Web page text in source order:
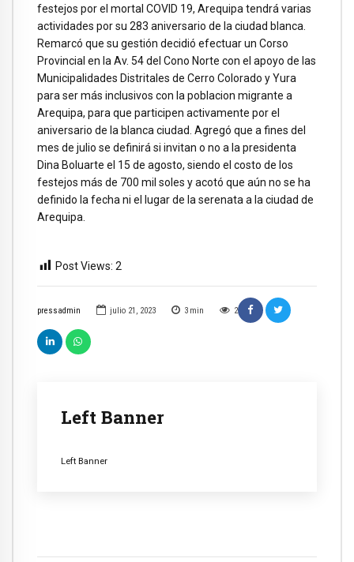
pressadmin julio 21, 2023 3 min 2
Left Banner
Left Banner
festejos por el mortal COVID 19, Arequipa tendrá varias
actividades por su 283 aniversario de la ciudad blanca.
Remarcó que su gestión decidió efectuar un Corso
Provincial en la Av. 54 del Cono Norte con el apoyo de las
Municipalidades Distritales de Cerro Colorado y Yura
para ser más inclusivos con la poblacion migrante a
Arequipa, para que participen activamente por el
aniversario de la blanca ciudad. Agregó que a fines del
mes de julio se definirá si invitan o no a la presidenta
Dina Boluarte el 15 de agosto, siendo el costo de los
festejos más de 700 mil soles y acotó que aún no se ha
definido la fecha ni el lugar de la serenata a la ciudad de
Arequipa.
Post Views: 2